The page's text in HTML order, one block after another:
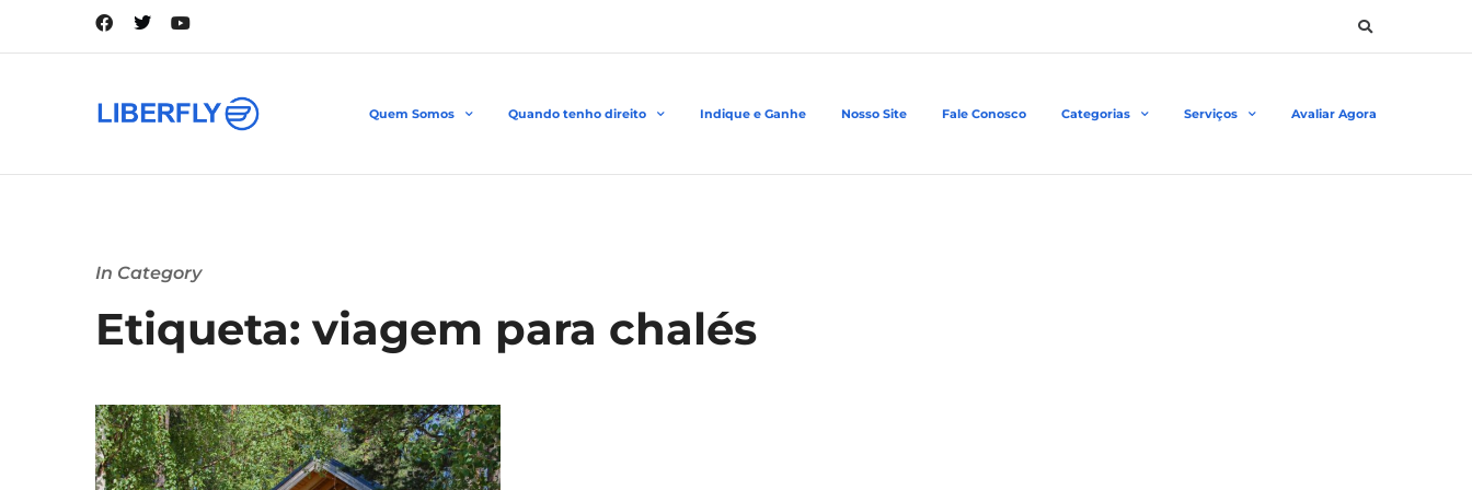
Quem Somos Quando tenho direito Indique e Ganhe Nosso Site Fale Conosco Categorias Serviços Avaliar Agora
In Category
Etiqueta: viagem para chalés